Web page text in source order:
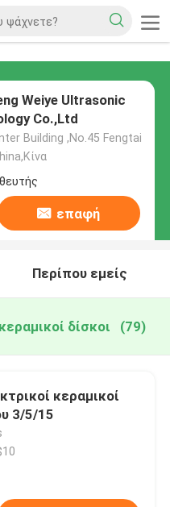
Weiye Ultrasonic
Co.,Ltd
Building ,No.45 Fengtai
επαφή
Περίπου εμείς
δίσκοι (79)
κεραμικοί
3/5/15